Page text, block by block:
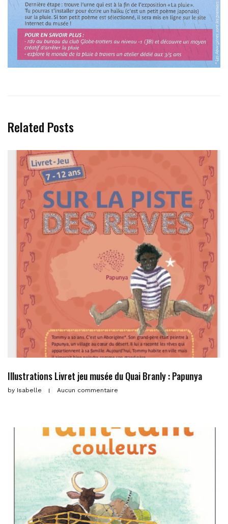
Related Posts
Illustrations Livret jeu musée du Quai Branly : Papunya
by Isabelle Aucun commentaire